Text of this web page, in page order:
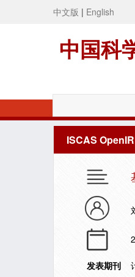
中文版 | English
中国科
ISCAS OpenIR
发表期刊